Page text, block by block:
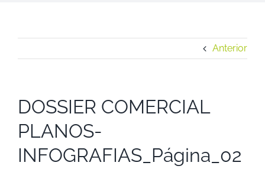
Anterior
DOSSIER COMERCIAL
PLANOS-
INFOGRAFIAS_Página_02